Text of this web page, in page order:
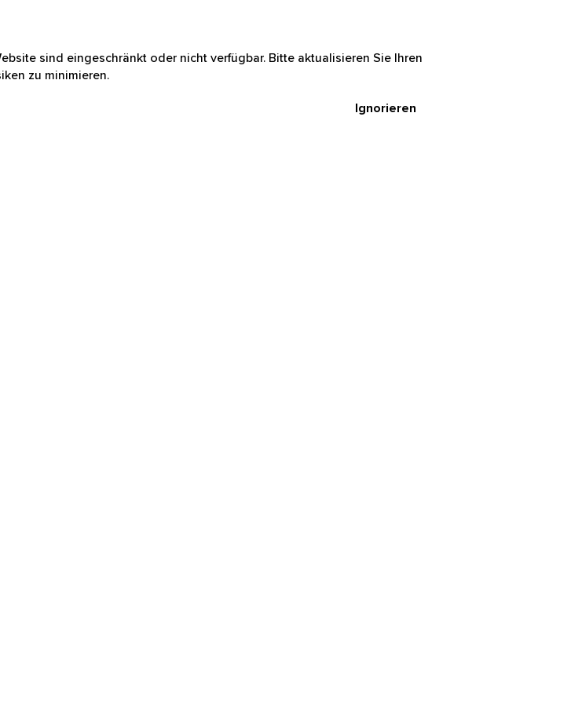
sind eingeschränkt oder nicht verfügbar. Bitte aktualisieren Sie Ihren
zu minimieren.
Ignorieren